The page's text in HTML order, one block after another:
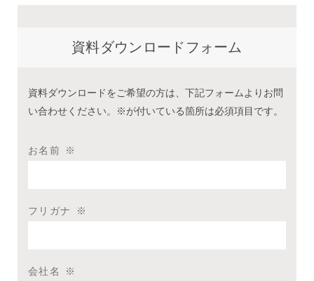
資料ダウンロードフォーム
資料ダウンロードをご希望の方は、下記フォームよりお問
い合わせください。※が付いている箇所は必須項目です。
お名前 ※
フリガナ ※
会社名 ※